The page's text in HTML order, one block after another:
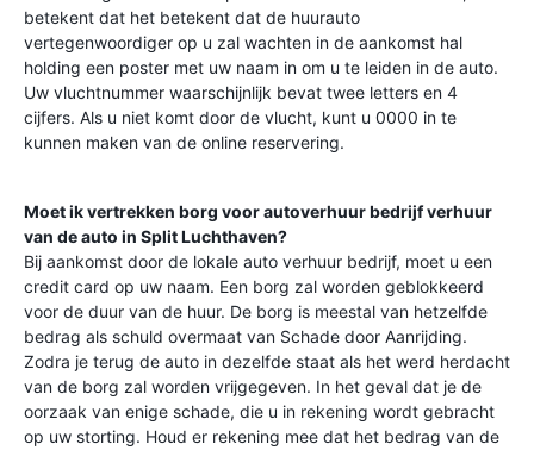
betekent dat het betekent dat de huurauto
vertegenwoordiger op u zal wachten in de aankomst hal
holding een poster met uw naam in om u te leiden in de auto.
Uw vluchtnummer waarschijnlijk bevat twee letters en 4
cijfers. Als u niet komt door de vlucht, kunt u 0000 in te
kunnen maken van de online reservering.
Moet ik vertrekken borg voor autoverhuur bedrijf verhuur
van de auto in Split Luchthaven?
Bij aankomst door de lokale auto verhuur bedrijf, moet u een
credit card op uw naam. Een borg zal worden geblokkeerd
voor de duur van de huur. De borg is meestal van hetzelfde
bedrag als schuld overmaat van Schade door Aanrijding.
Zodra je terug de auto in dezelfde staat als het werd herdacht
van de borg zal worden vrijgegeven. In het geval dat je de
oorzaak van enige schade, die u in rekening wordt gebracht
op uw storting. Houd er rekening mee dat het bedrag van de